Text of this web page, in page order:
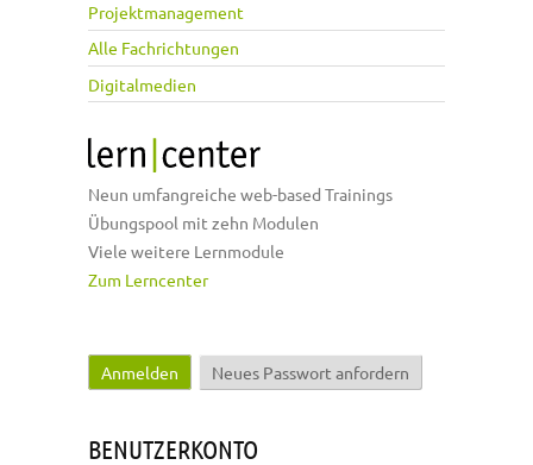
Projektmanagement
Alle Fachrichtungen
Digitalmedien
Neun umfangreiche web-based Trainings
Übungspool mit zehn Modulen
Viele weitere Lernmodule
Zum Lerncenter
Haupt-Reiter
Anmelden (aktiver Reiter)
Neues Passwort anfordern
BENUTZERKONTO